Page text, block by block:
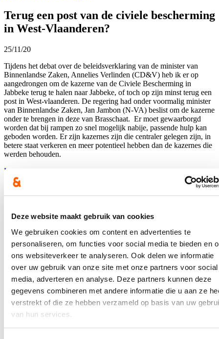
Deze website maakt gebruik van cookies
We gebruiken cookies om content en advertenties te
personaliseren, om functies voor social media te bieden en
ons websiteverkeer te analyseren. Ook delen we informatie
over uw gebruik van onze site met onze partners voor social
media, adverteren en analyse. Deze partners kunnen deze
gegevens combineren met andere informatie die u aan ze
verstrekt of die ze hebben verzameld op basis van uw
van hun services.
Terug een post van de civiele bescherming
in West-Vlaanderen?
25/11/20
Tijdens het debat over de beleidsverklaring van de minister van
Binnenlandse Zaken, Annelies Verlinden (CD&V) heb ik er op
aangedrongen om de kazerne van de Civiele Bescherming in
Jabbeke terug te halen naar Jabbeke, of toch op zijn minst terug een
post in West-vlaanderen. De regering had onder voormalig minister
van Binnenlandse Zaken, Jan Jambon (N-VA) beslist om de kazerne
onder te brengen in deze van Brasschaat. Er moet gewaarborgd
worden dat bij rampen zo snel mogelijk nabije, passende hulp kan
geboden worden. Er zijn kazernes zijn die centraler gelegen zijn, in
betere staat verkeren en meer potentieel hebben dan de kazernes die
werden behouden.
Lees meer
Civiele Veiligheid
Stressteams federale politie bewijzen
dagelijks hun nut
16/11/20
Sinds 2018 kwam het stressteam van de Federale politie 10.000
keer tussen bij psychologische, werk-gerelateerde
problemen.Het gaat dan bijvoorbeeld over trauma’s, burn-outs en
depressies. Het stressteam intervenieerde 9.052 keer bij de federale
politie en 967 keer bij de lokale politie. Dat blijkt uit cijfers die ik
opvroeg.
Lees meer